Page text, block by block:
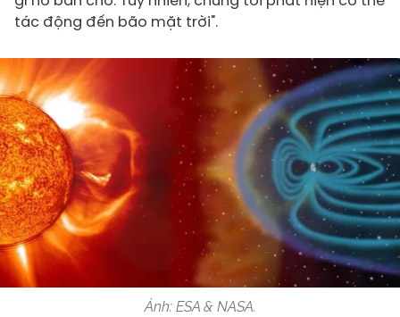
tác động đến bão mặt trời".
Ảnh: ESA & NASA.